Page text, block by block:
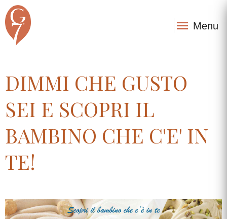
Menu
DIMMI CHE GUSTO
SEI E SCOPRI IL
BAMBINO CHE C'E' IN
TE!